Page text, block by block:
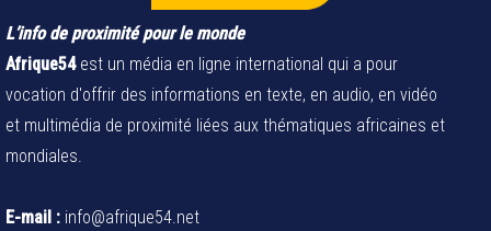
L’info de proximité pour le monde
Afrique54est un média en ligne international qui a pour
vocation d'offrir des informations en texte, en audio, en vidéo
et multimédia de proximité liées aux thématiques africaines et
mondiales.
E-mail : info@afrique54.net